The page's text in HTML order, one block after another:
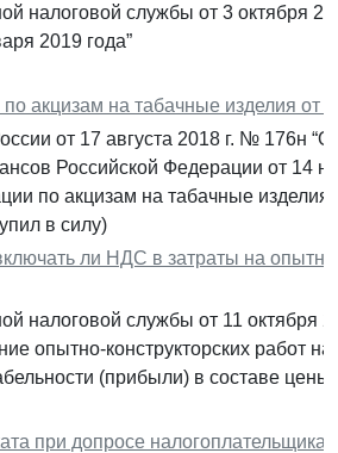
налоговой службы от 3 октября
2019 года”
акцизам на табачные изделия от
от 17 августа 2018 г. № 176н
Российской Федерации от 14
по акцизам на табачные
в силу)
ли НДС в затраты на
налоговой службы от 11 октября
опытно-конструкторских работ
(прибыли) в составе цены
при допросе